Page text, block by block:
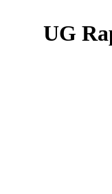
UG